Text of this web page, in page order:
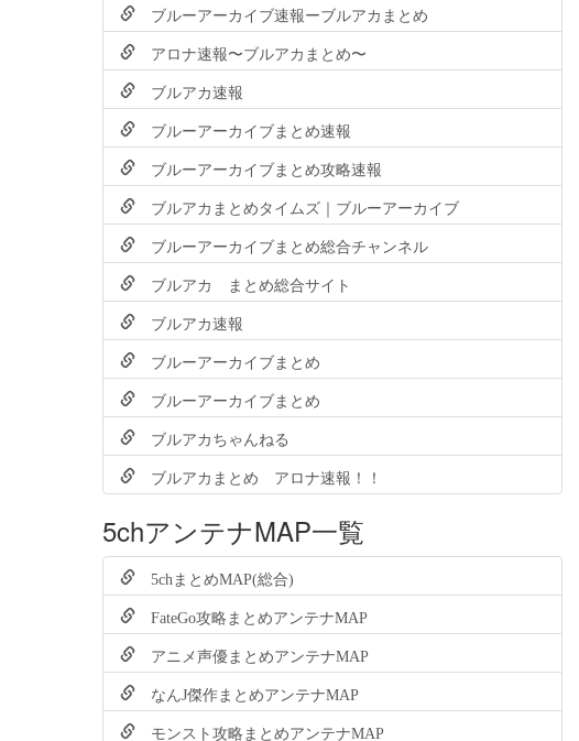
ブルーアーカイブ速報ーブルアカまとめ
アロナ速報〜ブルアカまとめ〜
ブルアカ速報
ブルーアーカイブまとめ速報
ブルーアーカイブまとめ攻略速報
ブルアカまとめタイムズ｜ブルーアーカイブ
ブルーアーカイブまとめ総合チャンネル
ブルアカ まとめ総合サイト
ブルアカ速報
ブルーアーカイブまとめ
ブルーアーカイブまとめ
ブルアカちゃんねる
ブルアカまとめ アロナ速報！！
5chアンテナMAP一覧
5chまとめMAP(総合)
FateGo攻略まとめアンテナMAP
アニメ声優まとめアンテナMAP
なんJ傑作まとめアンテナMAP
モンスト攻略まとめアンテナMAP